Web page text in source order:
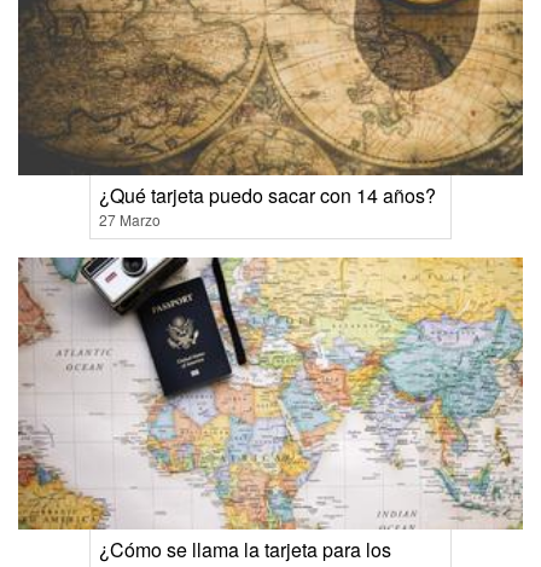
¿Qué tarjeta puedo sacar con 14 años?
27 Marzo
¿Cómo se llama la tarjeta para los